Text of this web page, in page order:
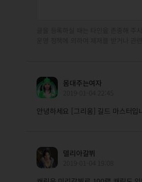
몸대주는여자
안녕하세요 [그리움] 길드 마스터
델리아갈뷔